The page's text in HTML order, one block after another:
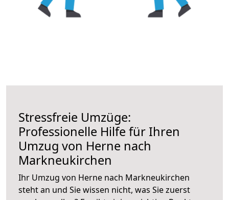
Stressfreie Umzüge:
Professionelle Hilfe für Ihren
Umzug von Herne nach
Markneukirchen
Ihr Umzug von Herne nach Markneukirchen
steht an und Sie wissen nicht, was Sie zuerst